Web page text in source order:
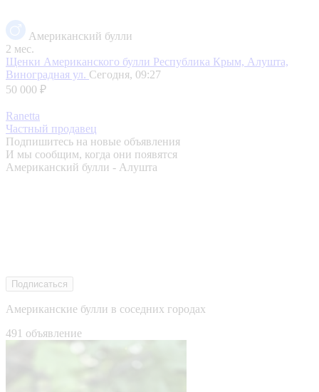
Американский булли
2 мес.
Щенки Американского булли Республика Крым, Алушта,
Виноградная ул. Сегодня, 09:27
50 000 ₽
Ranetta
Частный продавец
Подпишитесь на новые объявления
И мы сообщим, когда они появятся
Американский булли - Алушта
Подписаться
Американские булли в соседних городах
491 объявление